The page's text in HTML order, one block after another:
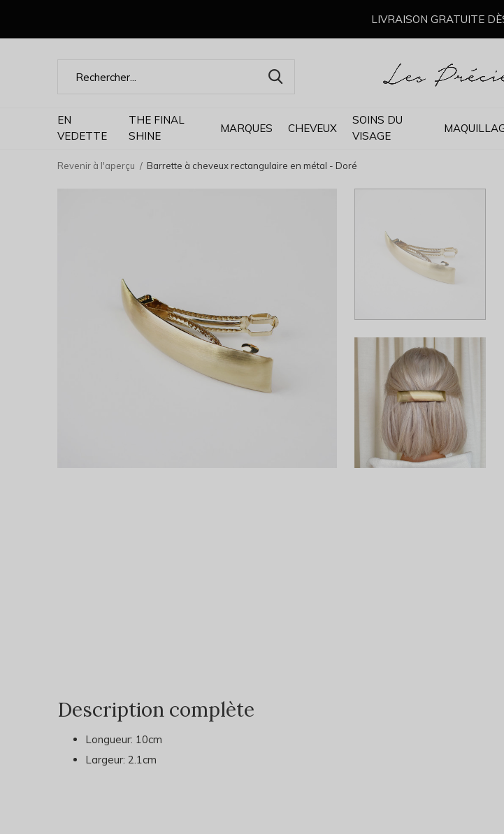
EN
VEDETTE
THE FINAL
SHINE
MARQUES CHEVEUX
SOINS DU
VISAGE
LIVRAISON GRATUITE
Revenir à l'aperçu Barrette à cheveux rectangulaire en métal - Doré
Description complète
Longueur: 10cm
Largeur: 2.1cm